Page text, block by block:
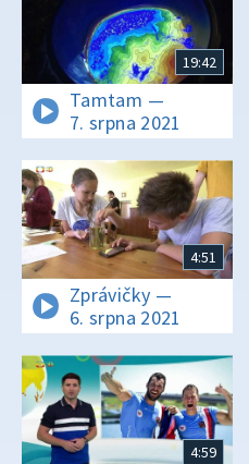
19:42
Tamtam —
7. srpna 2021
4:51
Zprávičky —
6. srpna 2021
4:59